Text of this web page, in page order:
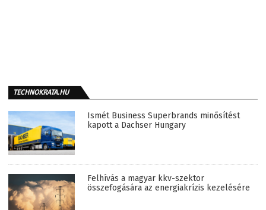
TECHNOKRATA.HU
Ismét Business Superbrands minősítést
kapott a Dachser Hungary
Felhívás a magyar kkv-szektor
összefogására az energiakrízis kezelésére